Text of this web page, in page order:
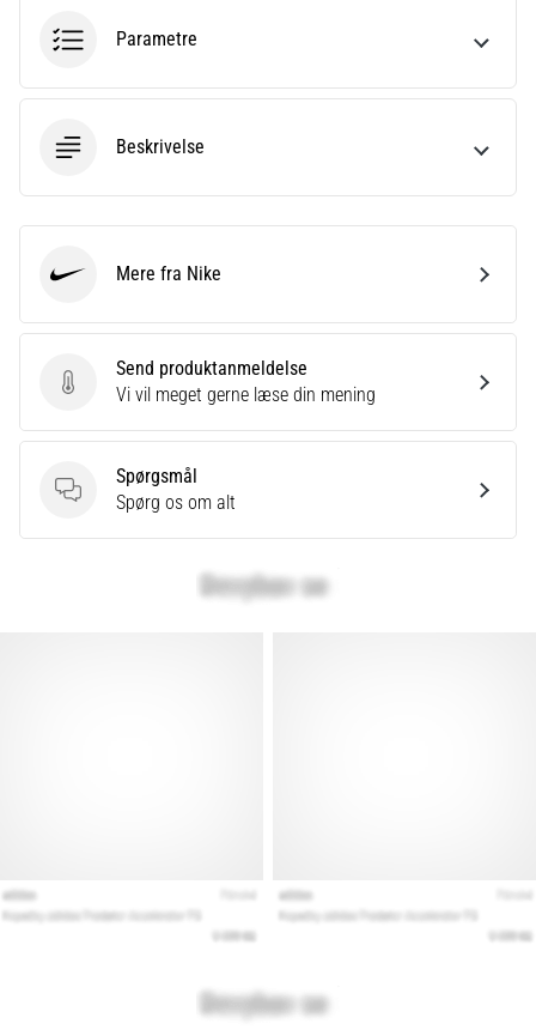
Parametre
Beskrivelse
Send produktanmeldelse
Send produktanmeldelse
Vi vil meget gerne læse din mening
Spørgsmål
Spørgsmål
Spørg os om alt
Mere fra Nike